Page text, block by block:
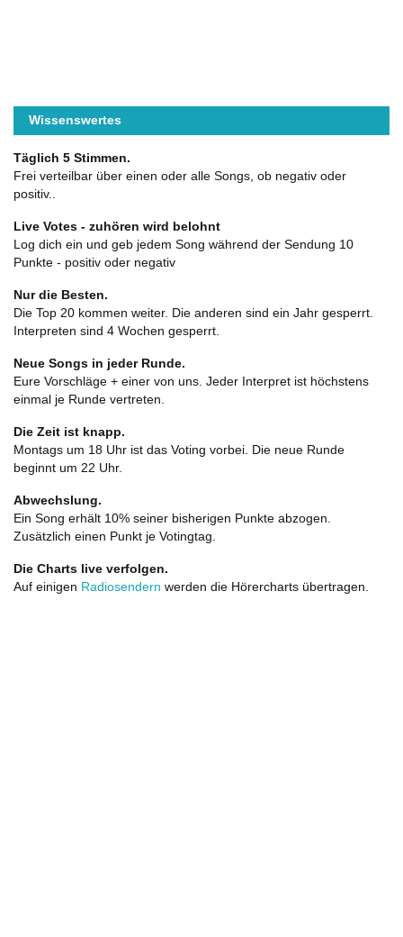
Wissenswertes
Täglich 5 Stimmen.
Frei verteilbar über einen oder alle Songs, ob negativ oder
positiv..
Live Votes - zuhören wird belohnt
Log dich ein und geb jedem Song während der Sendung 10
Punkte - positiv oder negativ
Nur die Besten.
Die Top 20 kommen weiter. Die anderen sind ein Jahr gesperrt.
Interpreten sind 4 Wochen gesperrt.
Neue Songs in jeder Runde.
Eure Vorschläge + einer von uns. Jeder Interpret ist höchstens
einmal je Runde vertreten.
Die Zeit ist knapp.
Montags um 18 Uhr ist das Voting vorbei. Die neue Runde
beginnt um 22 Uhr.
Abwechslung.
Ein Song erhält 10% seiner bisherigen Punkte abzogen.
Zusätzlich einen Punkt je Votingtag.
Die Charts live verfolgen.
Auf einigen Radiosendern werden die Hörercharts übertragen.